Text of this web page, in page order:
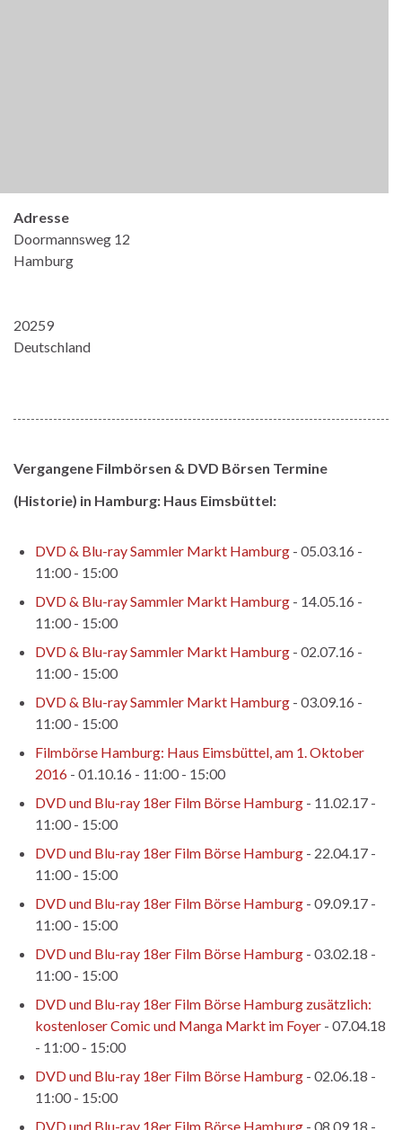
Adresse
Doormannsweg 12
Hamburg
20259
Deutschland
Vergangene Filmbörsen & DVD Börsen Termine
(Historie) in Hamburg: Haus Eimsbüttel:
DVD & Blu-ray Sammler Markt Hamburg - 05.03.16 -
11:00 - 15:00
DVD & Blu-ray Sammler Markt Hamburg - 14.05.16 -
11:00 - 15:00
DVD & Blu-ray Sammler Markt Hamburg - 02.07.16 -
11:00 - 15:00
DVD & Blu-ray Sammler Markt Hamburg - 03.09.16 -
11:00 - 15:00
Filmbörse Hamburg: Haus Eimsbüttel, am 1. Oktober
2016 - 01.10.16 - 11:00 - 15:00
DVD und Blu-ray 18er Film Börse Hamburg - 11.02.17 -
11:00 - 15:00
DVD und Blu-ray 18er Film Börse Hamburg - 22.04.17 -
11:00 - 15:00
DVD und Blu-ray 18er Film Börse Hamburg - 09.09.17 -
11:00 - 15:00
DVD und Blu-ray 18er Film Börse Hamburg - 03.02.18 -
11:00 - 15:00
DVD und Blu-ray 18er Film Börse Hamburg zusätzlich:
kostenloser Comic und Manga Markt im Foyer - 07.04.18
- 11:00 - 15:00
DVD und Blu-ray 18er Film Börse Hamburg - 02.06.18 -
11:00 - 15:00
DVD und Blu-ray 18er Film Börse Hamburg - 08.09.18 -